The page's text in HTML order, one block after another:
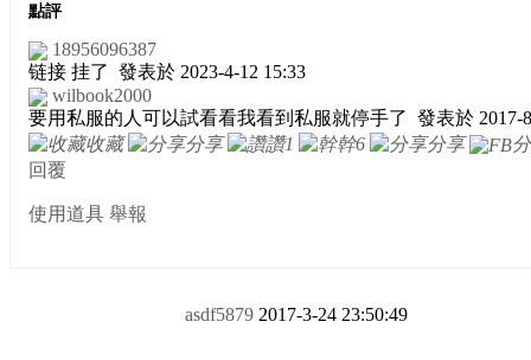
點評
18956096387
链接 挂了 發表於 2023-4-12 15:33
wilbook2000
要用私服的人可以試看看我看到私服就停手了 發表於 2017-
收藏
分享 讚1 幹6 分享
回覆
使用道具 舉報
asdf5879 2017-3-24 23:50:49